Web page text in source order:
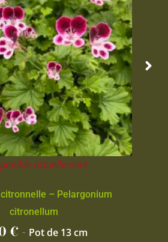
actuellement
– Pelargonium
citronellum
€ - Pot de 13 cm